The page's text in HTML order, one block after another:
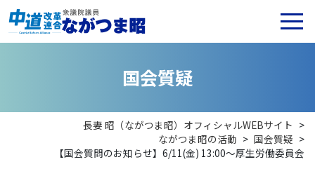
国会質疑
長妻 昭（ながつま昭）オフィシャルWEBサイト >
ながつま昭の活動 > 国会質疑 >
【国会質問のお知らせ】6/11(金) 13:00〜厚生労働委員会